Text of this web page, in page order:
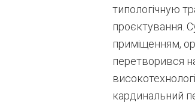
типологічную
проєктування.
приміщенням,
перетворився
кардинальний